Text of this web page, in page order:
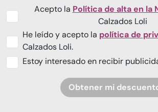
Acepto la Política de alta en la
Calzados Loli
He leído y acepto la política de
Calzados Loli.
Estoy interesado en recibir
Obtener mi